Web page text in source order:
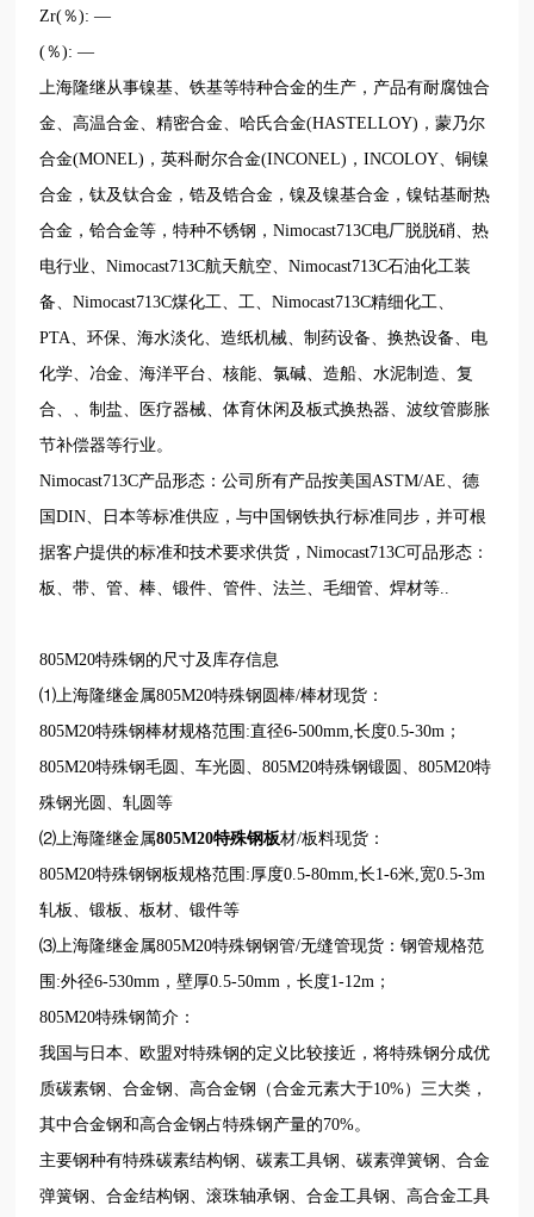
Zr(％): —
(％): —
上海隆继从事镍基、铁基等特种合金的生产，产品有耐腐蚀合
金、高温合金、精密合金、哈氏合金(HASTELLOY)，蒙乃尔
合金(MONEL)，英科耐尔合金(INCONEL)，INCOLOY、铜镍
合金，钛及钛合金，锆及锆合金，镍及镍基合金，镍钴基耐热
合金，铪合金等，特种不锈钢，Nimocast713C电厂脱脱硝、热
电行业、Nimocast713C航天航空、Nimocast713C石油化工装
备、Nimocast713C煤化工、工、Nimocast713C精细化工、
PTA、环保、海水淡化、造纸机械、制药设备、换热设备、电
化学、冶金、海洋平台、核能、氯碱、造船、水泥制造、复
合、、制盐、医疗器械、体育休闲及板式换热器、波纹管膨胀
节补偿器等行业。
Nimocast713C产品形态：公司所有产品按美国ASTM/AE、德
国DIN、日本等标准供应，与中国钢铁执行标准同步，并可根
据客户提供的标准和技术要求供货，Nimocast713C可品形态：
板、带、管、棒、锻件、管件、法兰、毛细管、焊材等..
805M20特殊钢的尺寸及库存信息
⑴上海隆继金属805M20特殊钢圆棒/棒材现货：
805M20特殊钢棒材规格范围:直径6-500mm,长度0.5-30m；
805M20特殊钢毛圆、车光圆、805M20特殊钢锻圆、805M20特
殊钢光圆、轧圆等
⑵上海隆继金属805M20特殊钢板材/板料现货：
805M20特殊钢钢板规格范围:厚度0.5-80mm,长1-6米,宽0.5-3m
轧板、锻板、板材、锻件等
⑶上海隆继金属805M20特殊钢钢管/无缝管现货：钢管规格范
围:外径6-530mm，壁厚0.5-50mm，长度1-12m；
805M20特殊钢简介：
我国与日本、欧盟对特殊钢的定义比较接近，将特殊钢分成优
质碳素钢、合金钢、高合金钢（合金元素大于10%）三大类，
其中合金钢和高合金钢占特殊钢产量的70%。
主要钢种有特殊碳素结构钢、碳素工具钢、碳素弹簧钢、合金
弹簧钢、合金结构钢、滚珠轴承钢、合金工具钢、高合金工具